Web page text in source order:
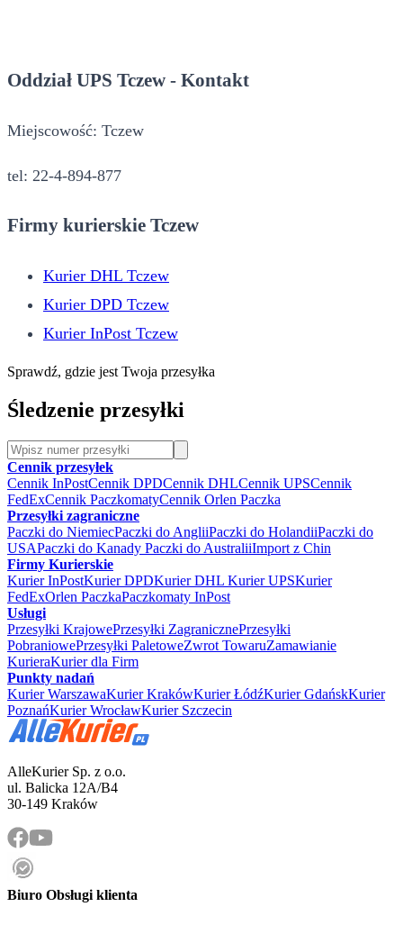
Oddział UPS Tczew - Kontakt
Miejscowość: Tczew
tel: 22-4-894-877
Firmy kurierskie Tczew
Kurier DHL Tczew
Kurier DPD Tczew
Kurier InPost Tczew
Sprawdź, gdzie jest Twoja przesyłka
Śledzenie przesyłki
Cennik przesyłek
Cennik InPostCennik DPDCennik DHLCennik UPSCennik
FedExCennik PaczkomatyCennik Orlen Paczka
Przesyłki zagraniczne
Paczki do NiemiecPaczki do AngliiPaczki do HolandiiPaczki do
USAPaczki do Kanady Paczki do AustraliiImport z Chin
Firmy Kurierskie
Kurier InPostKurier DPDKurier DHL Kurier UPSKurier
FedExOrlen PaczkaPaczkomaty InPost
Usługi
Przesyłki KrajowePrzesyłki ZagranicznePrzesyłki
PobraniowePrzesyłki PaletoweZwrot TowaruZamawianie
KurieraKurier dla Firm
Punkty nadań
Kurier WarszawaKurier KrakówKurier ŁódźKurier GdańskKurier
PoznańKurier WrocławKurier Szczecin
AlleKurier Sp. z o.o.
ul. Balicka 12A/B4
30-149 Kraków
Biuro Obsługi klienta